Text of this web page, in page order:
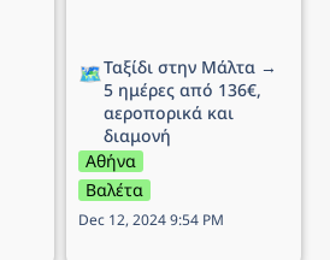
🗺️Ταξίδι στην Μάλτα →
5 ημέρες από 136€,
αεροπορικά και
διαμονή
Αθήνα
Βαλέτα
Dec 12, 2024 9:54 PM